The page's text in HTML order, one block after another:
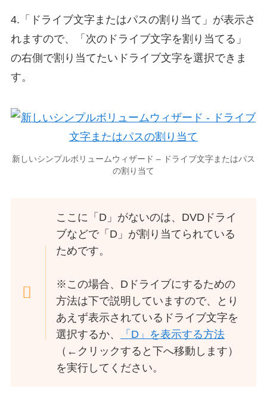
4.「ドライブ文字またはパスの割り当て」が表示さ
れますので、「次のドライブ文字を割り当てる」
の右側で割り当てたいドライブ文字を選択できま
す。
新しいシンプルボリュームウィザード – ドライブ文字またはパス
の割り当て
ここに「D」がないのは、DVDドライ
ブなどで「D」が割り当てられている
ためです。
※この場合、Dドライブにするための
方法は下で説明していますので、とり
あえず表示されているドライブ文字を
選択するか、
「D」を表示する方法
（←クリックすると下へ移動します）
を実行してください。